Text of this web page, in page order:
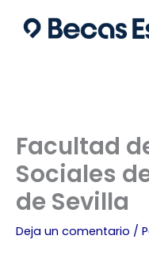
Facultad
Sociales
de Sevilla
Deja un comentario /